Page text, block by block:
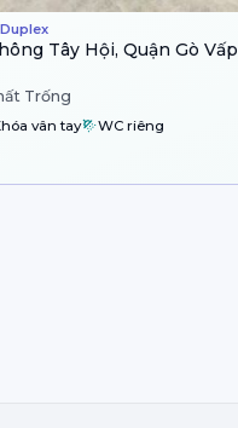
Tây Hội, Quận Gò Vấp
Trống
vân tay WC riêng